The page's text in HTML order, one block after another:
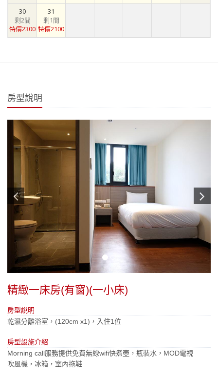
30
剩2間
特價2300
31
剩1間
特價2100
房型說明
精緻一床房(有窗)(一小床)
房型說明
乾濕分離浴室，(120cm x1)，入住1位
房型設施介紹
Morning call服務提供免費無線wifi快煮壺，瓶裝水，MOD電視
吹風機，冰箱，室內拖鞋